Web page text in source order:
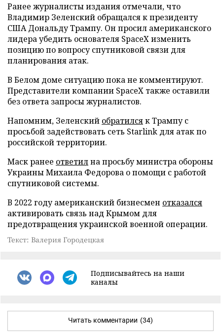
Ранее журналисты издания отмечали, что
Владимир Зеленский обращался к президенту
США Дональду Трампу. Он просил американского
лидера убедить основателя SpaceX изменить
позицию по вопросу спутниковой связи для
планирования атак.
В Белом доме ситуацию пока не комментируют.
Представители компании SpaceX также оставили
без ответа запросы журналистов.
Напомним, Зеленский обратилсяк Трампу с
просьбой задействовать сеть Starlink для атак по
российской территории.
Маск ранее ответилна просьбу министра обороны
Украины Михаила Федорова о помощи с работой
спутниковой системы.
В 2022 году американский бизнесмен отказался
активировать связь над Крымом для
предотвращения украинской военной операции.
Текст: Валерия Городецкая
Подписывайтесь на наши
каналы
Читать комментарии (34)